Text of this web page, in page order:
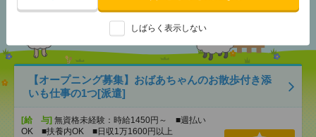
しばらく表示しない
おすすめ
【オープニング募集】おばあちゃんのお散歩付き添
いも仕事の1つ[派遣]
[給 与] 無資格未経験：時給1450円～ ■週払い
OK ■扶養内OK ■日収1万1600円以上